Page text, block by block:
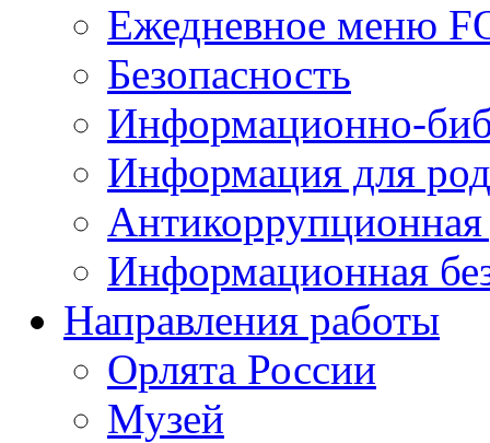
Ежедневное меню
Безопасность
Информационно-
Информация для
Антикоррупционная
Информационная
Направления работы
Орлята России
Музей